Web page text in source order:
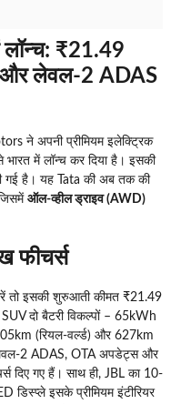
₹21.49
लेवल-2 ADAS
ने अपनी प्रीमियम इलेक्ट्रिक
में लॉन्च कर दिया है। इसकी
है। यह Tata की अब तक की
ऑल-व्हील ड्राइव (AWD)
फीचर्स
तो इसकी शुरुआती कीमत ₹21.49
दो बैटरी विकल्पों – 65kWh
(रियल-वर्ल्ड) और 627km
2 ADAS, OTA अपडेट्स और
दिए गए हैं। साथ ही, JBL का 10-
डिस्प्ले इसके प्रीमियम इंटीरियर